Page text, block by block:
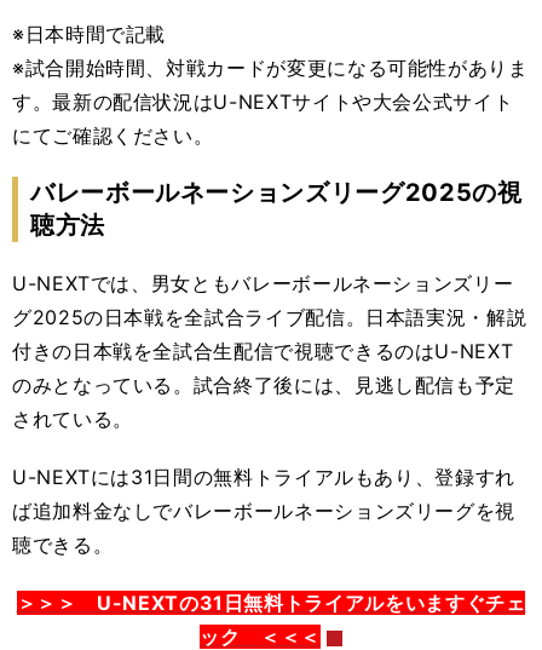
※日本時間で記載
※試合開始時間、対戦カードが変更になる可能性がありま
す。最新の配信状況はU-NEXTサイトや大会公式サイト
にてご確認ください。
バレーボールネーションズリーグ2025の視
聴方法
U-NEXTでは、男女ともバレーボールネーションズリー
グ2025の日本戦を全試合ライブ配信。 日本語実況・解説
付きの日本戦を全試合生配信で視聴できるのはU-NEXT
のみとなっている。試合終了後には、見逃し配信も予定
されている。
U-NEXTには31日間の無料トライアルもあり、登録すれ
ば追加料金なしでバレーボールネーションズリーグを視
聴できる。
＞＞＞ U-NEXTの31日無料トライアルをいますぐチェ
ック ＜＜＜